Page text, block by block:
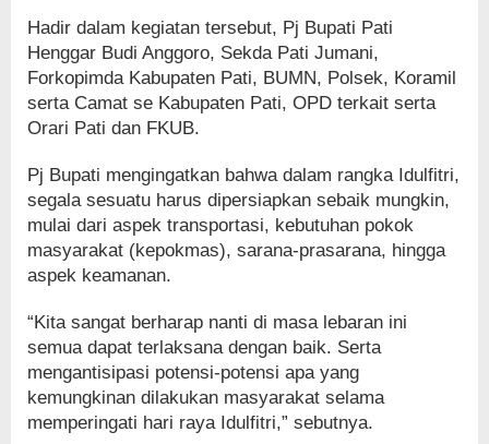
Hadir dalam kegiatan tersebut, Pj Bupati Pati
Henggar Budi Anggoro, Sekda Pati Jumani,
Forkopimda Kabupaten Pati, BUMN, Polsek, Koramil
serta Camat se Kabupaten Pati, OPD terkait serta
Orari Pati dan FKUB.
Pj Bupati mengingatkan bahwa dalam rangka Idulfitri,
segala sesuatu harus dipersiapkan sebaik mungkin,
mulai dari aspek transportasi, kebutuhan pokok
masyarakat (kepokmas), sarana-prasarana, hingga
aspek keamanan.
“Kita sangat berharap nanti di masa lebaran ini
semua dapat terlaksana dengan baik. Serta
mengantisipasi potensi-potensi apa yang
kemungkinan dilakukan masyarakat selama
memperingati hari raya Idulfitri,” sebutnya.